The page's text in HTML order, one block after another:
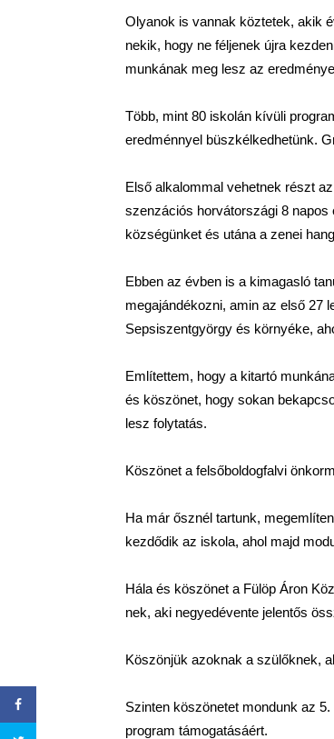
Olyanok is vannak köztetek, akik
nekik, hogy ne féljenek újra
munkának meg lesz az
Több, mint 80 iskolán kívüli
eredménnyel büszkélkedhetünk.
Első alkalommal vehetnek részt
szenzációs horvátországi 8 napos
községünket és utána a zenei
Ebben az évben is a kimagasló
megajándékozni, amin az első 27
Sepsiszentgyörgy és környéke,
Említettem, hogy a kitartó
és köszönet, hogy sokan
lesz folytatás.
Köszönet a felsőboldogfalvi
Ha már ősznél tartunk,
kezdődik az iskola, ahol majd
Hála és köszönet a Fülöp Áron
nek, aki negyedévente jelentős
Köszönjük azoknak a szülőknek,
Szinten köszönetet mondunk az
program támogatásáért.